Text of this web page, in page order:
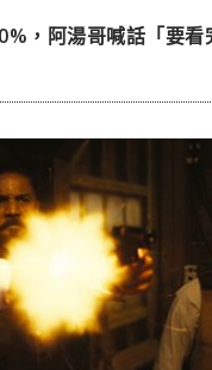
，阿湯哥喊話「要看